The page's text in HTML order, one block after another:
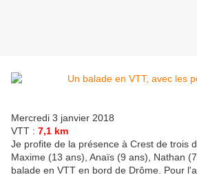
Mercredi 3 janvier 2018
VTT : 7,1 km
Je profite de la présence à Crest de trois
Maxime (13 ans), Anaïs (9 ans), Nathan
balade en VTT en bord de Drôme. Pour